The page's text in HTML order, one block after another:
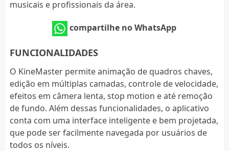
musicais e profissionais da área.
compartilhe no WhatsApp
FUNCIONALIDADES
O KineMaster permite animação de quadros chaves,
edição em múltiplas camadas, controle de velocidade,
efeitos em câmera lenta, stop motion e até remoção
de fundo. Além dessas funcionalidades, o aplicativo
conta com uma interface inteligente e bem projetada,
que pode ser facilmente navegada por usuários de
todos os níveis.